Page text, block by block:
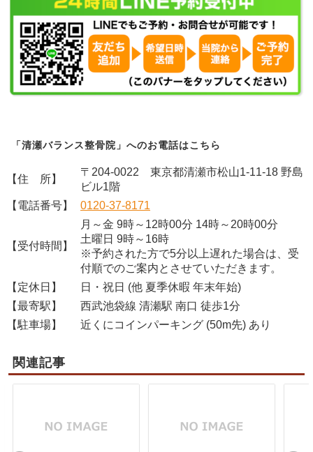
「清瀬バランス整骨院」へのお電話はこちら
【住 所】
〒204-0022 東京都清瀬市松山1-11-18 野島
ビル1階
【電話番号】
0120-37-8171
【受付時間】
月～金 9時～12時00分 14時～20時00分
土曜日 9時～16時
※予約された方で5分以上遅れた場合は、受
付順でのご案内とさせていただきます。
【定休日】
日・祝日 (他 夏季休暇 年末年始)
【最寄駅】
西武池袋線 清瀬駅 南口 徒歩1分
【駐車場】
近くにコインパーキング (50m先) あり
関連記事